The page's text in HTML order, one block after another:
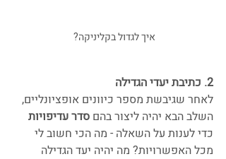
איך לגדול בקליניקה?
2. כתיבת יעדי הגדילה
לאחר שגיבשת מספר כיוונים אופציונליים,
השלב הבא יהיה ליצור בהם סדר עדיפויות
כדי לענות על השאלה - מה הכי חשוב לי
מכל האפשרויות? מה יהיה יעד הגדילה